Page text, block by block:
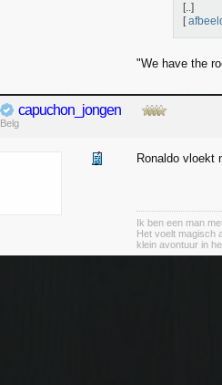
[..]
[
"We have the
capuchon_jongen
Belg
Ronaldo vloekt
Ik ben een man
Het voelt magisch
klein avontuur in